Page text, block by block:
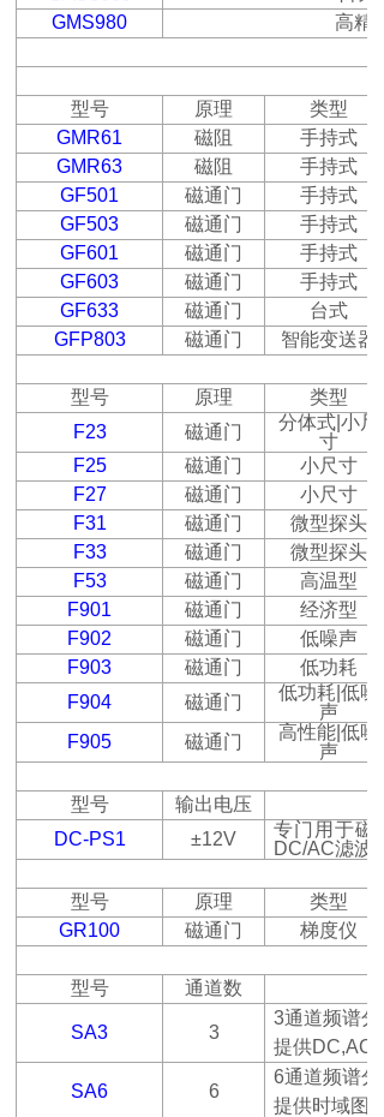
GMS980
高精
型号 原理
类型
GMR61
磁阻
手持式
GMR63
磁阻
手持式
GF501
磁通门
手持式
GF503
磁通门
手持式
GF601
磁通门
手持式
GF603
磁通门
手持式
GF633
磁通门
台式
GFP803
磁通门 智能变送器
型号 原理
类型
F23
磁通门 分体式 小尺
寸
F25
磁通门
小尺寸
F27
磁通门
小尺寸
F31
磁通门
微型探头
F33
磁通门
微型探头
F53
磁通门
高温型
F901
磁通门
经济型
F902
磁通门
低噪声
F903
磁通门
低功耗
F904
磁通门 低功耗 低噪
声
F905
磁通门 高性能 低噪
声
型号
输出电压
DC-PS1
±12V
专门用于磁
DC/AC滤波
型号 原理
类型
GR100
磁通门 梯度仪
型号 通道数
SA3 3
3通道频谱分
提供DC,AC
SA6 6
6通道频谱分
提供时域图